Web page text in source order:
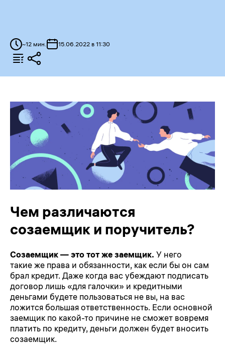
~12 мин. 15.06.2022 в 11:30
Чем различаются
созаемщик и поручитель?
Созаемщик — это тот же заемщик. У него
такие же права и обязанности, как если бы он сам
брал кредит. Даже когда вас убеждают подписать
договор лишь «для галочки» и кредитными
деньгами будете пользоваться не вы, на вас
ложится большая ответственность. Если основной
заемщик по какой-то причине не сможет вовремя
платить по кредиту, деньги должен будет вносить
созаемщик.